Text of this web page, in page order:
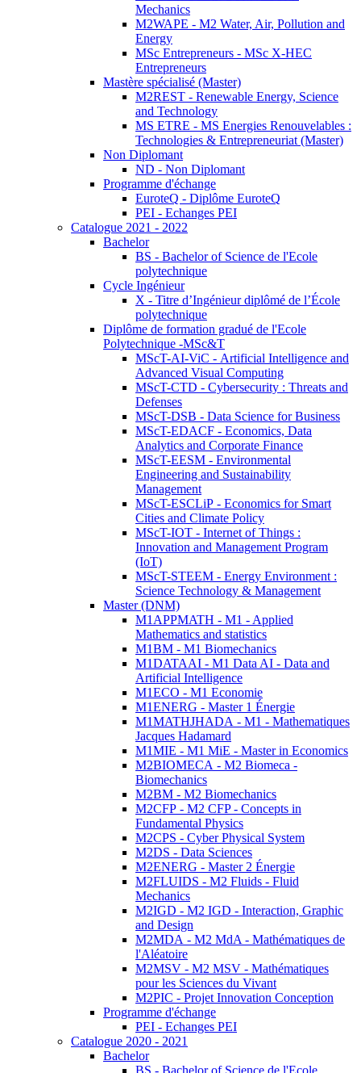
Mechanics
M2WAPE - M2 Water, Air, Pollution and
Energy
MSc Entrepreneurs - MSc X-HEC
Entrepreneurs
Mastère spécialisé (Master)
M2REST - Renewable Energy, Science
and Technology
MS ETRE - MS Energies Renouvelables :
Technologies & Entrepreneuriat (Master)
Non Diplomant
ND - Non Diplomant
Programme d'échange
EuroteQ - Diplôme EuroteQ
PEI - Echanges PEI
Catalogue 2021 - 2022
Bachelor
BS - Bachelor of Science de l'Ecole
polytechnique
Cycle Ingénieur
X - Titre d’Ingénieur diplômé de l’École
polytechnique
Diplôme de formation gradué de l'Ecole
Polytechnique -MSc&T
MScT-AI-ViC - Artificial Intelligence and
Advanced Visual Computing
MScT-CTD - Cybersecurity : Threats and
Defenses
MScT-DSB - Data Science for Business
MScT-EDACF - Economics, Data
Analytics and Corporate Finance
MScT-EESM - Environmental
Engineering and Sustainability
Management
MScT-ESCLiP - Economics for Smart
Cities and Climate Policy
MScT-IOT - Internet of Things :
Innovation and Management Program
(IoT)
MScT-STEEM - Energy Environment :
Science Technology & Management
Master (DNM)
M1APPMATH - M1 - Applied
Mathematics and statistics
M1BM - M1 Biomechanics
M1DATAAI - M1 Data AI - Data and
Artificial Intelligence
M1ECO - M1 Economie
M1ENERG - Master 1 Énergie
M1MATHJHADA - M1 - Mathematiques
Jacques Hadamard
M1MIE - M1 MiE - Master in Economics
M2BIOMECA - M2 Biomeca -
Biomechanics
M2BM - M2 Biomechanics
M2CFP - M2 CFP - Concepts in
Fundamental Physics
M2CPS - Cyber Physical System
M2DS - Data Sciences
M2ENERG - Master 2 Énergie
M2FLUIDS - M2 Fluids - Fluid
Mechanics
M2IGD - M2 IGD - Interaction, Graphic
and Design
M2MDA - M2 MdA - Mathématiques de
l'Aléatoire
M2MSV - M2 MSV - Mathématiques
pour les Sciences du Vivant
M2PIC - Projet Innovation Conception
Programme d'échange
PEI - Echanges PEI
Catalogue 2020 - 2021
Bachelor
BS - Bachelor of Science de l'Ecole